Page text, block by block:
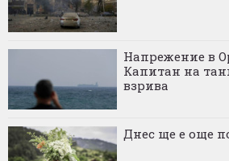
Напрежение в
Капитан на
взрива
Днес ще е още